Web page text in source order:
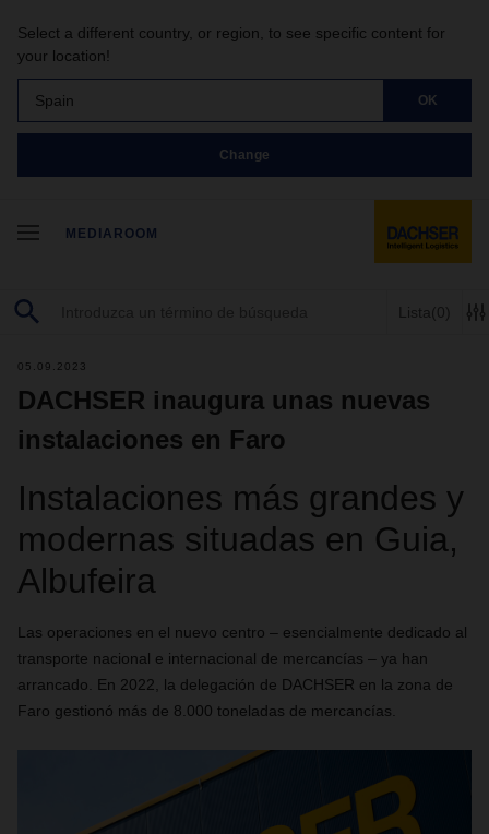
Select a different country, or region, to see specific content for
your location!
Spain OK
Change
MEDIAROOM
Lista (0)
05.09.2023
DACHSER inaugura unas nuevas
instalaciones en Faro
Instalaciones más grandes y
modernas situadas en Guia,
Albufeira
Las operaciones en el nuevo centro – esencialmente dedicado al
transporte nacional e internacional de mercancías – ya han
arrancado. En 2022, la delegación de DACHSER en la zona de
Faro gestionó más de 8.000 toneladas de mercancías.